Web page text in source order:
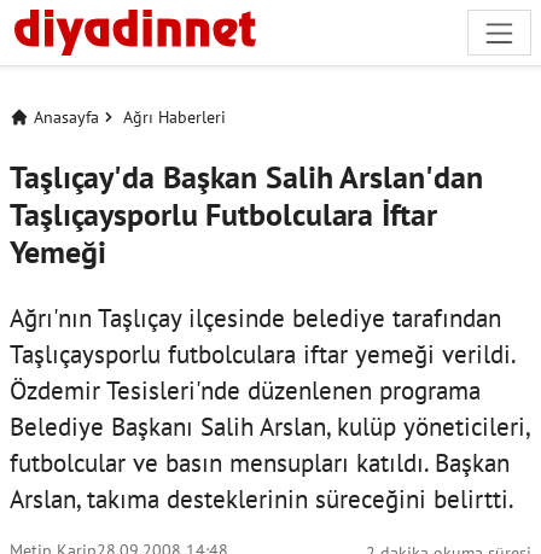
Anasayfa Ağrı Haberleri
Taşlıçay'da Başkan Salih Arslan'dan
Taşlıçaysporlu Futbolculara İftar
Yemeği
Ağrı'nın Taşlıçay ilçesinde belediye tarafından
Taşlıçaysporlu futbolculara iftar yemeği verildi.
Özdemir Tesisleri'nde düzenlenen programa
Belediye Başkanı Salih Arslan, kulüp yöneticileri,
futbolcular ve basın mensupları katıldı. Başkan
Arslan, takıma desteklerinin süreceğini belirtti.